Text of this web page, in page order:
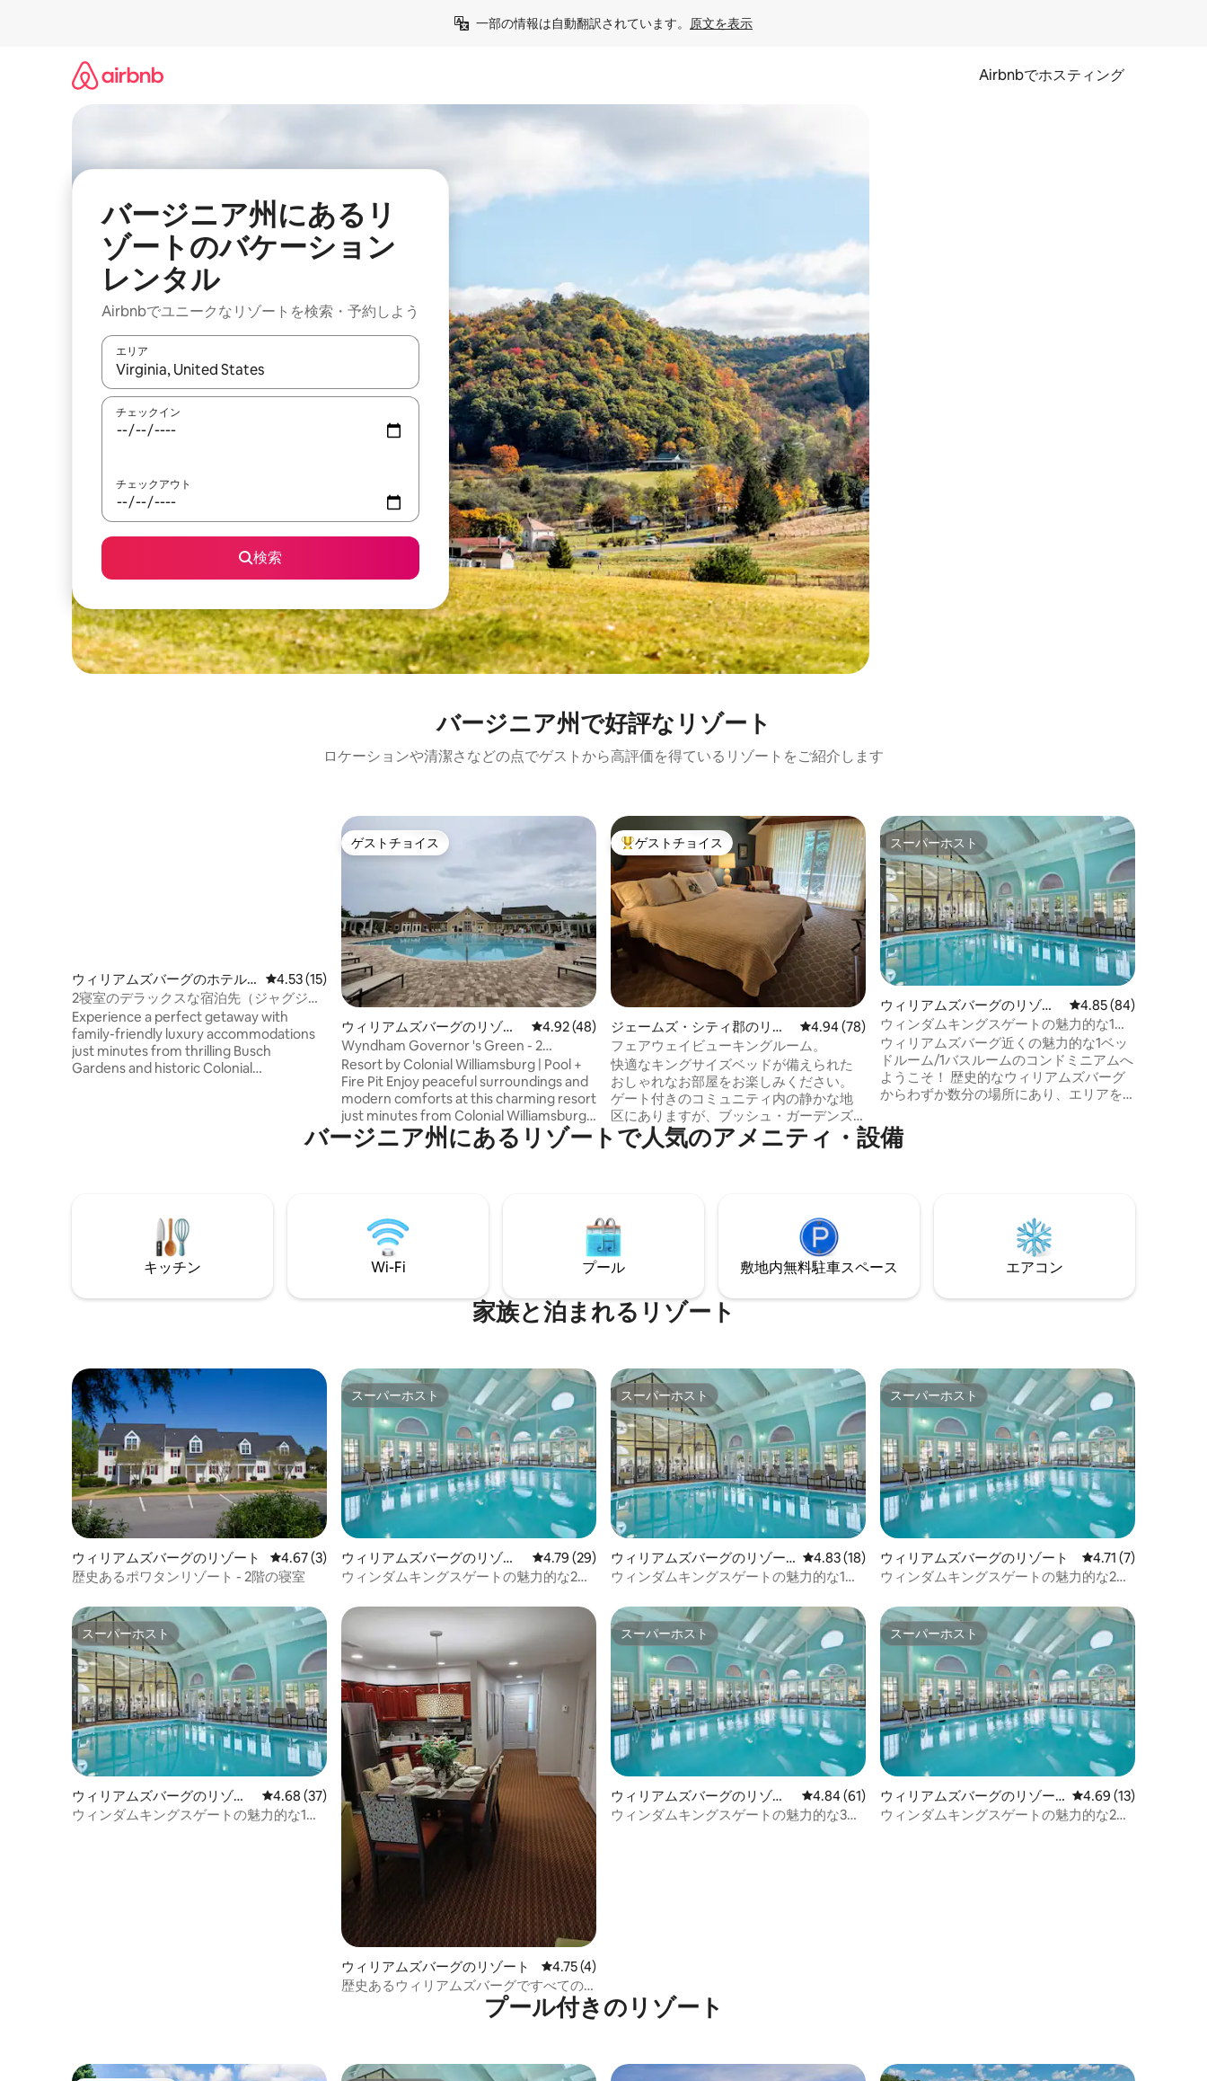
一部の情報は自動翻訳されています。 原文を表示
Airbnbでホスティング
バージニア州にあるリ
ゾートのバケーション
レンタル
Airbnbでユニークなリゾートを検索・予約しよう
エリア
検索結果が表示されたら、上下の矢印キーを使って移動するか、画面をタッチまたはスワイプして検索結果を確認することができます。
チェックイン
チェックアウト
検索
バージニア州で好評なリゾート
ロケーションや清潔さなどの点でゲストから高評価を得ているリゾートをご紹介します
ウィリアムズバーグのホテル
客室
レビュー15件、5つ星中4.53つ星の平均評価
4.53 (15)
2寝室のデラックスな宿泊先（ジャグジー
バスタブ＆プライベートデッキ付き）
Experience a perfect getaway with
family-friendly luxury accommodations
just minutes from thrilling Busch
Gardens and historic Colonial
ゲストチョイス
ゲストチョイス
ウィリアムズバーグのリゾー
ト
レビュー48件、5つ星中4.92つ星の平均評価
4.92 (48)
Wyndham Governor 's Green - 2
Bedroom Deluxe
Resort by Colonial Williamsburg | Pool +
Fire Pit Enjoy peaceful surroundings and
modern comforts at this charming resort
just minutes from Colonial Williamsburg
and historic sites. After a day of
exploring, relax by the pool, stroll the
大好評のゲストチョイスです。
ゲストチョイス
ジェームズ・シティ郡のリゾ
ート
レビュー78件、5つ星中4.94つ星の平均評価
4.94 (78)
フェアウェイビューキングルーム。
快適なキングサイズベッドが備えられた
おしゃれなお部屋をお楽しみください。
ゲート付きのコミュニティ内の静かな地
区にありますが、ブッシュ・ガーデンズ
に非常に近いです。また、歴史的なコロ
ニアル・ウィリアムズバーグも車でわず
なリバー・コースの9番フェアウェイを見
下ろす専用ポーチで、コーヒーを飲みな
がらくつろぎましょう。シーズン中は、
敷地内のプールをご利用いただけます。
こちらのお部屋敷は、キングスミル・リ
ゾート・プログラムに登録されていませ
ん。
スーパーホスト
スーパーホスト
ウィリアムズバーグのリゾー
ト
レビュー84件、5つ星
4.85 (84)
ウィンダムキングスゲートの魅力的な1ベ
ッドルームコロニアルコンドミニアム
ウィリアムズバーグ近くの魅力的な1ベッ
ドルーム/1バスルームのコンドミニアムへ
ようこそ！ 歴史的なウィリアムズバーグ
からわずか数分の場所にあり、エリアを
リラックスしたり、敷地内の多くのファ
ミリー向けアメニティを楽しむことがで
ン・バイク・トレイル、フリーダム・パ
ーク、歴史的なダウンタウン・ウィリア
ムズバーグ、ブッシュ・ガーデンズな
ど、ウィリアムズバーグの多くの散歩道
バージニア州にあるリゾートで人気のアメニティ・設備
キッチン Wi-Fi プール 敷地内無料駐⁠車ス⁠ペ⁠ー⁠ス エアコン
家族と泊まれるリゾート
ウィリアムズバーグのリゾート レビュー3件、5つ星中4.67つ星の平均評価
4.67 (3)
歴史あるポワタンリゾート - 2階の寝室
スーパーホスト
スーパーホスト
ウィリアムズバーグのリゾー
ト
レビュー29件、5つ星中4.79つ星の平均評価
4.79 (29)
ウィンダムキングスゲートの魅力的な2寝
スーパーホスト
スーパーホスト
ウィリアムズバーグのリゾー
ト
レビュー18件、5つ星中4.83つ星の平均評価
4.83 (18)
ウィンダムキングスゲートの魅力的な1ベ
スーパーホスト
スーパーホスト
ウィリアムズバーグのリゾート レビュー7件、5つ
4.71 (7)
ウィンダムキングスゲートの魅力的な2寝
スーパーホスト
スーパーホスト
ウィリアムズバーグのリゾー
ト
レビュー37件、5つ星中4.68つ星の平均評価
4.68 (37)
ウィンダムキングスゲートの魅力的な1ベ
ウィリアムズバーグのリゾート レビュー4件、5つ星中4.75つ星の平均評価
4.75 (4)
歴史あるウィリアムズバーグですべての
スーパーホスト
スーパーホスト
ウィリアムズバーグのリゾー
ト
レビュー61件、5つ星中4.84つ星の平均評価
4.84 (61)
ウィンダムキングスゲートの魅力的な3ベ
スーパーホスト
スーパーホスト
ウィリアムズバーグのリゾー
ト
レビュー13件、5つ
4.69 (13)
ウィンダムキングスゲートの魅力的な2寝
プール付きのリゾート